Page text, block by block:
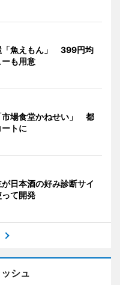
「魚えもん」 399円均
も用意
市場食堂かねせい」 都
トに
日本酒の好み診断サイ
て開発
シュ